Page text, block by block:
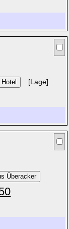
[Lage]